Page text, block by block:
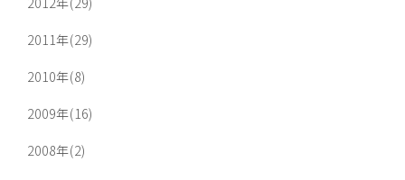
2011年(29)
2010年(8)
2009年(16)
2008年(2)